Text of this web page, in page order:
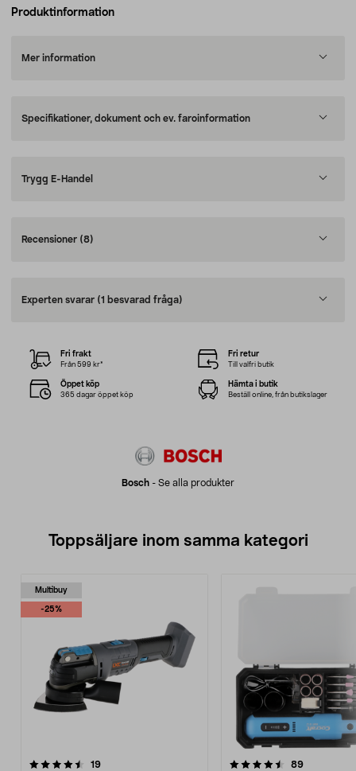
Produktinformation
Mer information
Specifikationer, dokument och ev. faroinformation
Trygg E-Handel
Recensioner (8)
Experten svarar (1 besvarad fråga)
Bosch - Se alla produkter
Fri frakt
Från 599 kr*
Fri retur
Till valfri butik
Öppet köp
365 dagar öppet köp
Hämta i butik
Beställ online, från butikslager
Toppsäljare inom samma kategori
Multibuy
-25%
19recensioner
4.5 av 5 stjärnor 89recensioner
4.5 av 5 stjärnor